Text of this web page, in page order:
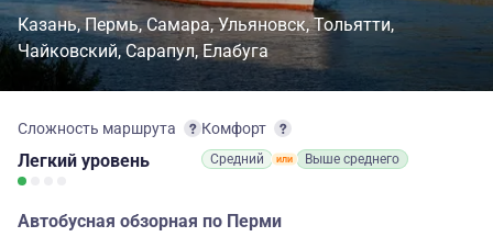
Казань Пермь Самара Ульяновск Тольятти
Чайковский Сарапул Елабуга
Сложность маршрута
Легкий уровень
Комфорт
Средний Выше среднего
Автобусная обзорная по Перми